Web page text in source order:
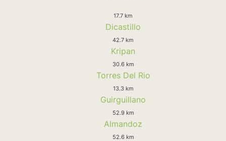
17.7 km
Dicastillo
42.7 km
Kripan
30.6 km
Torres Del Rio
13.3 km
Guirguillano
52.9 km
Almandoz
52.6 km